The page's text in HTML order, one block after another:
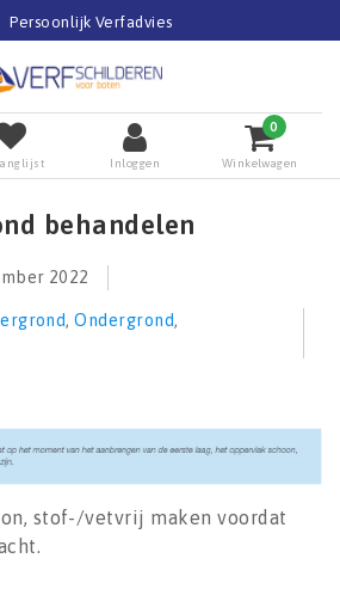
Verfadvies
Inloggen
0
Winkelwagen
behandelen
2022
,Ondergrond,
stof-/vetvrij maken voordat